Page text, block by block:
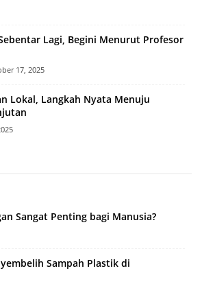
Lagi, Begini Menurut Profesor
17, 2025
Lokal, Langkah Nyata Menuju
Sangat Penting bagi Manusia?
Sampah Plastik di